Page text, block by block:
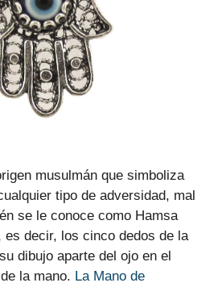
musulmán que simboliza
tipo de adversidad, mal
se le conoce como Hamsa
decir, los cinco dedos de la
dibujo aparte del ojo en el
la mano. La Mano de